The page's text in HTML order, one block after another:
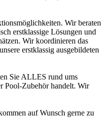
Wir beraten
erstklassige Lösungen und
Wir koordinieren das
erstklassig ausgebildeten
Sie ALLES rund ums
Pool-Zubehör handelt. Wir
auf Wunsch gerne zu